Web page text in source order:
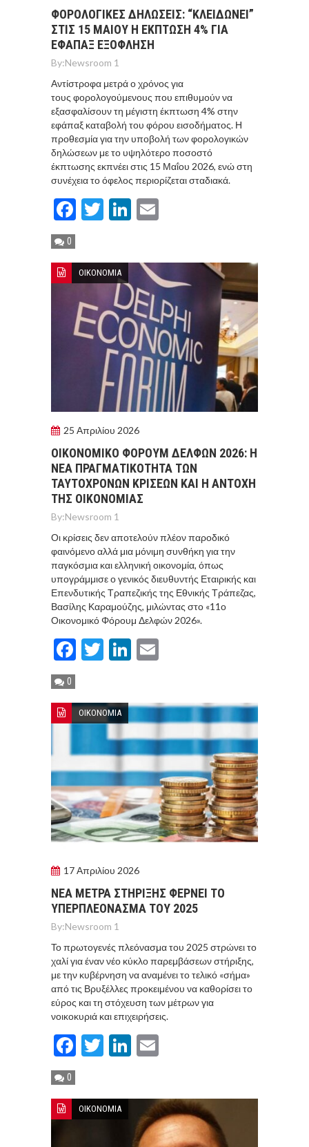
ΦΟΡΟΛΟΓΙΚΕΣ ΔΗΛΩΣΕΙΣ: “ΚΛΕΙΔΩΝΕΙ”
ΣΤΙΣ 15 ΜΑΙΟΥ Η ΕΚΠΤΩΣΗ 4% ΓΙΑ
ΕΦΑΠΑΞ ΕΞΟΦΛΗΣΗ
By:Newsroom 1
Αντίστροφα μετρά ο χρόνος για
τους φορολογούμενους που επιθυμούν να
εξασφαλίσουν τη μέγιστη έκπτωση 4% στην
εφάπαξ καταβολή του φόρου εισοδήματος. Η
προθεσμία για την υποβολή των φορολογικών
δηλώσεων με το υψηλότερο ποσοστό
έκπτωσης εκπνέει στις 15 Μαΐου 2026, ενώ στη
συνέχεια το όφελος περιορίζεται σταδιακά.
Facebook
TwitterLinkedIn
0
ΟΙΚΟΝΟΜΙΑ
25 Απριλίου 2026
ΟΙΚΟΝΟΜΙΚΟ ΦΟΡΟΥΜ ΔΕΛΦΩΝ 2026: Η
ΝΕΑ ΠΡΑΓΜΑΤΙΚΟΤΗΤΑ ΤΩΝ
ΤΑΥΤΟΧΡΟΝΩΝ ΚΡΙΣΕΩΝ ΚΑΙ Η ΑΝΤΟΧΗ
ΤΗΣ ΟΙΚΟΝΟΜΙΑΣ
By:Newsroom 1
Οι κρίσεις δεν αποτελούν πλέον παροδικό
φαινόμενο αλλά μια μόνιμη συνθήκη για την
παγκόσμια και ελληνική οικονομία, όπως
υπογράμμισε ο γενικός διευθυντής Εταιρικής και
Επενδυτικής Τραπεζικής της Εθνικής Τράπεζας,
Βασίλης Καραμούζης, μιλώντας στο «11ο
Οικονομικό Φόρουμ Δελφών 2026».
Facebook
TwitterLinkedIn
0
ΟΙΚΟΝΟΜΙΑ
17 Απριλίου 2026
ΝΕΑ ΜΕΤΡΑ ΣΤΗΡΙΞΗΣ ΦΕΡΝΕΙ ΤΟ
ΥΠΕΡΠΛΕΟΝΑΣΜΑ ΤΟΥ 2025
By:Newsroom 1
Το πρωτογενές πλεόνασμα του 2025 στρώνει το
χαλί για έναν νέο κύκλο παρεμβάσεων στήριξης,
με την κυβέρνηση να αναμένει το τελικό «σήμα»
από τις Βρυξέλλες προκειμένου να καθορίσει το
εύρος και τη στόχευση των μέτρων για
νοικοκυριά και επιχειρήσεις.
Facebook
TwitterLinkedIn
0
ΟΙΚΟΝΟΜΙΑ